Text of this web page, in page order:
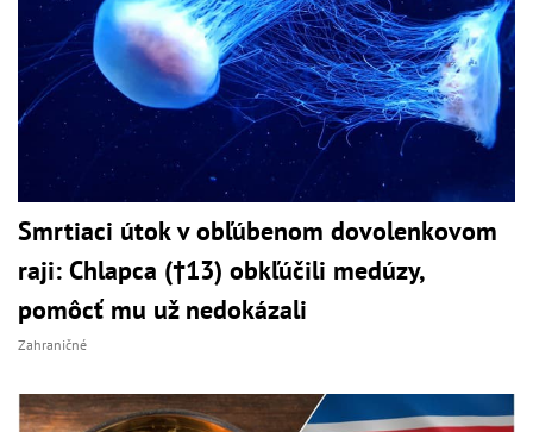
Smrtiaci útok v obľúbenom dovolenkovom
raji: Chlapca (†13) obkľúčili medúzy,
pomôcť mu už nedokázali
Zahraničné